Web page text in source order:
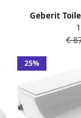
Geberit
€
25%